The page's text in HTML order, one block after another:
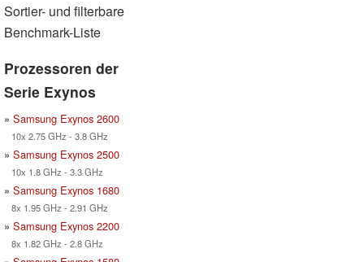
Sortier- und filterbare
Benchmark-Liste
Prozessoren der
Serie Exynos
» Samsung Exynos 2600
10x 2.75 GHz - 3.8 GHz
» Samsung Exynos 2500
10x 1.8 GHz - 3.3 GHz
» Samsung Exynos 1680
8x 1.95 GHz - 2.91 GHz
» Samsung Exynos 2200
8x 1.82 GHz - 2.8 GHz